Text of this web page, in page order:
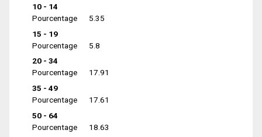
10 - 14
Pourcentage
5.35
15 - 19
Pourcentage
5.8
20 - 34
Pourcentage
17.91
35 - 49
Pourcentage
17.61
50 - 64
Pourcentage
18.63